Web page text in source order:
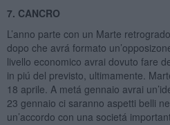
7. CANCRO
L’anno parte con un Marte
dopo che avrá formato
livello economico avrai dovuto fare
in piú del previsto, ultimamente.
18 aprile. A metá gennaio avrai
23 gennaio ci saranno aspetti belli
un’accordo con una societá